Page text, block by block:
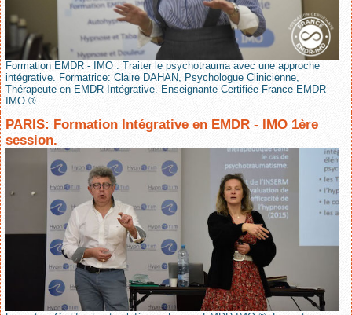
Formation EMDR - IMO : Traiter le psychotrauma avec une approche
intégrative. Formatrice: Claire DAHAN, Psychologue Clinicienne,
Thérapeute en EMDR Intégrative. Enseignante Certifiée France EMDR
IMO ®....
PARIS: Formation Intégrative en EMDR - IMO 1ère
session.